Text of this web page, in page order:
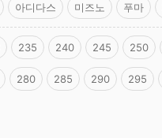
아디다스 미즈노 푸마
235 240 245 250
280 285 290 295